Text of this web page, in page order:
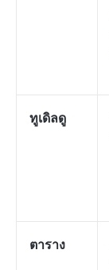
ทูเดิลดู
ตาราง